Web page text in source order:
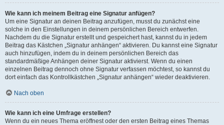
Wie kann ich meinem Beitrag eine Signatur anfügen?
Um eine Signatur an deinen Beitrag anzufügen, musst du zunächst eine
solche in den Einstellungen in deinem persönlichen Bereich entwerfen.
Nachdem du die Signatur erstellt und gespeichert hast, kannst du in jedem
Beitrag das Kästchen „Signatur anhängen“ aktivieren. Du kannst eine Signatur
auch hinzufügen, indem du in deinem persönlichen Bereich das
standardmäßige Anhängen deiner Signatur aktivierst. Wenn du einen
einzelnen Beitrag dennoch ohne Signatur verfassen möchtest, so kannst du
dort einfach das Kontrollkästchen „Signatur anhängen“ wieder deaktivieren.
Nach oben
Wie kann ich eine Umfrage erstellen?
Wenn du ein neues Thema eröffnest oder den ersten Beitrag eines Themas